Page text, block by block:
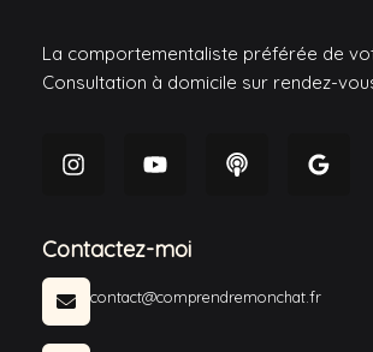
La comportementaliste préférée de
Consultation à domicile sur rendez-
Contactez-moi
contact@comprendremonchat.fr